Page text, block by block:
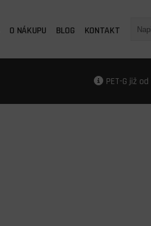
O NÁKUPU BLOG KONTAKT
PET-G již od